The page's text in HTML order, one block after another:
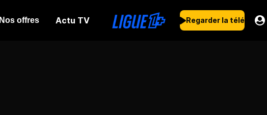
Nos offres Actu TV Regarder la télé